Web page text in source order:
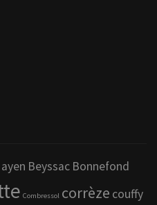
ayen Beyssac Bonnefond
Combressol corrèze couffy